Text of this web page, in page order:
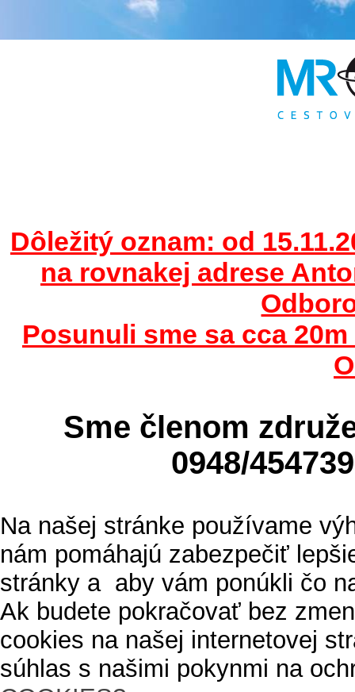
Dôležitý oznam: od
na rovnakej adrese
Posunuli sme sa cca
Sme členom
0948/
Na našej stránke používame
nám pomáhajú zabezpečiť
stránky a aby vám ponúkli čo
Ak budete pokračovať bez
cookies na našej internetovej
súhlas s našimi pokynmi na